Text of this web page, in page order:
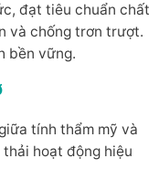
đạt tiêu chuẩn chất
và chống trơn trượt.
bền vững.
tính thẩm mỹ và
hoạt động hiệu